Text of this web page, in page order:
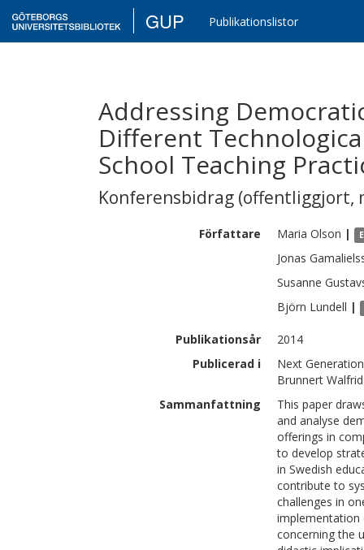
GUP Publikationslistor
Addressing
Different
School Teaching
Konferensbidrag (offentliggjort,
Författare Maria Olson |
Jonas
Susanne
Björn Lundell |
Publikationsår
2014
Publicerad i
Next
Brunnert
Sammanfattning
This paper
and analyse
offerings in
to develop
in Swedish
contribute to
challenges in
implementation
concerning the